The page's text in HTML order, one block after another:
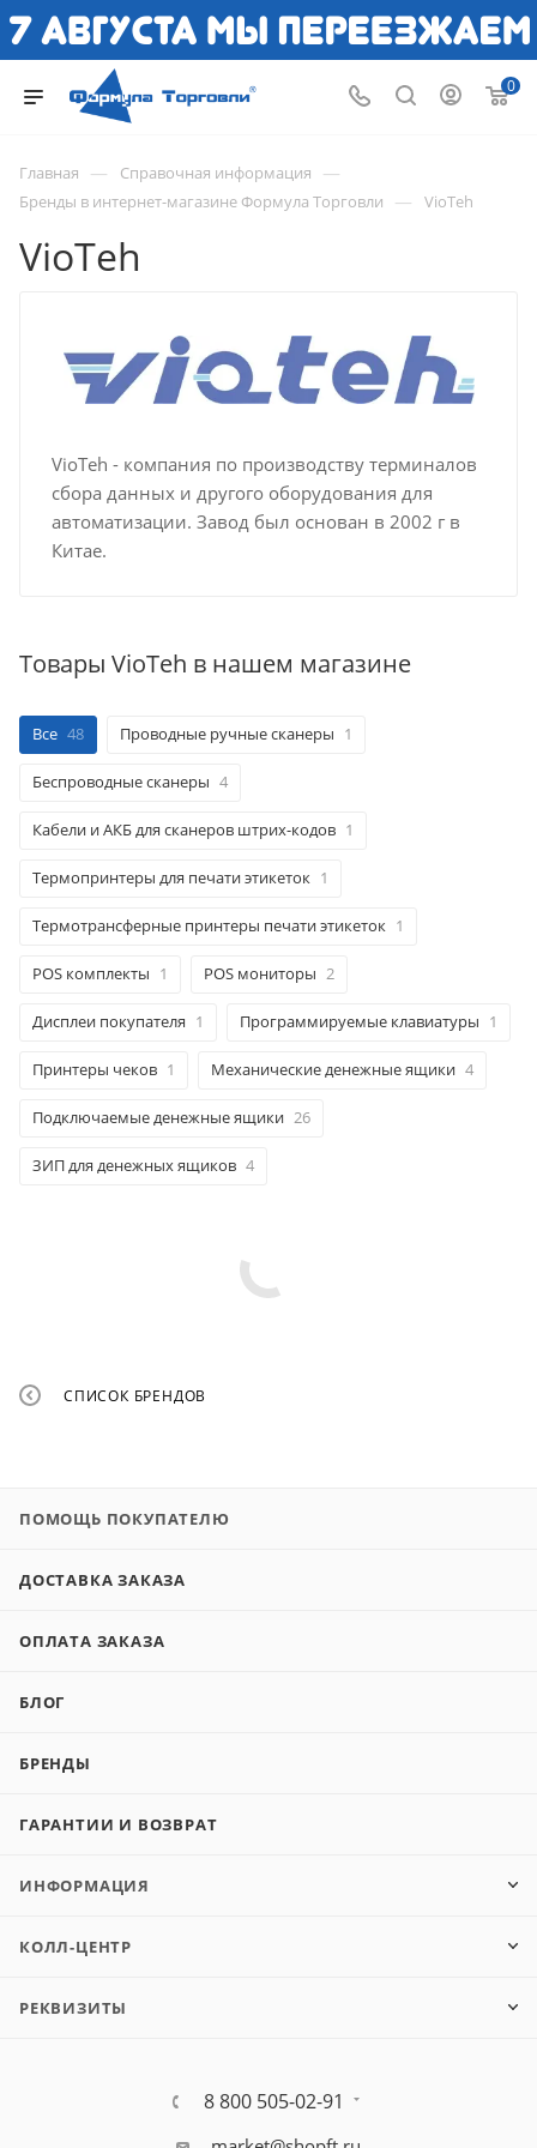
0
Главная — Справочная информация —
Бренды в интернет-магазине Формула Торговли — VioTeh
VioTeh
VioTeh - компания по производству терминалов
сбора данных и другого оборудования для
автоматизации. Завод был основан в 2002 г в
Китае.
Товары VioTeh в нашем магазине
Все 48 Проводные ручные сканеры 1
Беспроводные сканеры 4
Кабели и АКБ для сканеров штрих-кодов 1
Термопринтеры для печати этикеток 1
Термотрансферные принтеры печати этикеток 1
POS комплекты 1 POS мониторы 2
Дисплеи покупателя 1 Программируемые клавиатуры 1
Принтеры чеков 1 Механические денежные ящики 4
Подключаемые денежные ящики 26
ЗИП для денежных ящиков 4
СПИСОК БРЕНДОВ
ПОМОЩЬ ПОКУПАТЕЛЮ
ДОСТАВКА ЗАКАЗА
ОПЛАТА ЗАКАЗА
БЛОГ
БРЕНДЫ
ГАРАНТИИ И ВОЗВРАТ
ИНФОРМАЦИЯ
КОЛЛ-ЦЕНТР
РЕКВИЗИТЫ
8 800 505-02-91